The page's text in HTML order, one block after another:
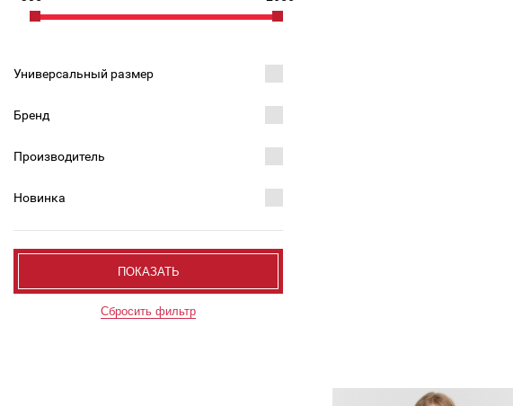
Универсальный размер
Бренд
Производитель
Новинка
ПОКАЗАТЬ